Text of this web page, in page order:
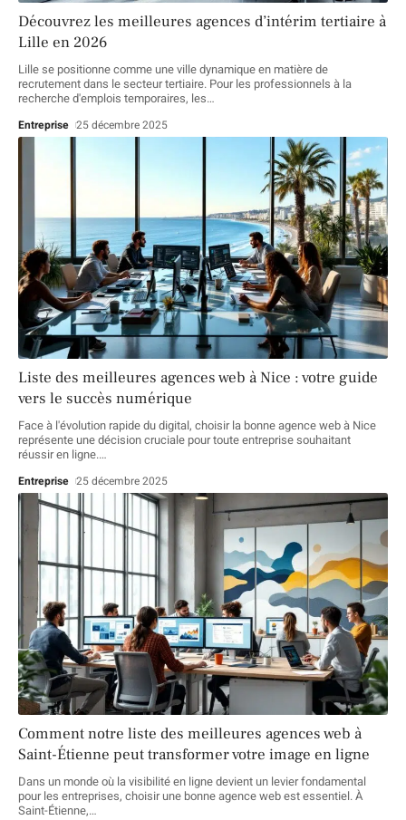
Découvrez les meilleures agences d’intérim tertiaire à
Lille en 2026
Lille se positionne comme une ville dynamique en matière de
recrutement dans le secteur tertiaire. Pour les professionnels à la
recherche d'emplois temporaires, les…
Entreprise 25 décembre 2025
Liste des meilleures agences web à Nice : votre guide
vers le succès numérique
Face à l'évolution rapide du digital, choisir la bonne agence web à Nice
représente une décision cruciale pour toute entreprise souhaitant
réussir en ligne.…
Entreprise 25 décembre 2025
Comment notre liste des meilleures agences web à
Saint-Étienne peut transformer votre image en ligne
Dans un monde où la visibilité en ligne devient un levier fondamental
pour les entreprises, choisir une bonne agence web est essentiel. À
Saint-Étienne,…